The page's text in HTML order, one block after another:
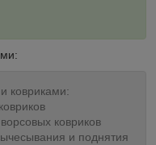
ковриками:
ковриков
и поднятия